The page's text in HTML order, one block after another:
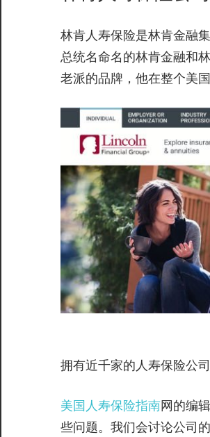
林肯人寿保险是林肯金融
总统名命名的林肯金融和
老派的品牌，他在整个美
拥有近千家的人寿保险公
美国人寿保险指南网的编
些问题。我们会讨论公司